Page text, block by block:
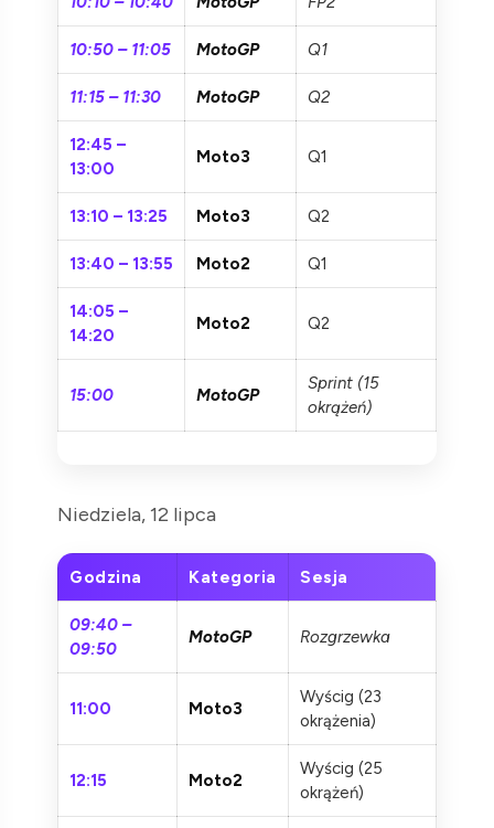
10:50 – 11:05 MotoGP Q1
11:15 – 11:30 MotoGP Q2
12:45 –
13:00
Moto3 Q1
13:10 – 13:25 Moto3 Q2
13:40 – 13:55 Moto2 Q1
14:05 –
14:20
Moto2 Q2
15:00 MotoGP
Sprint (15
okrążeń)
Niedziela, 12 lipca
Godzina Kategoria Sesja
09:40 –
09:50
MotoGP Rozgrzewka
11:00 Moto3
Wyścig (23
okrążenia)
12:15 Moto2
Wyścig (25
okrążeń)